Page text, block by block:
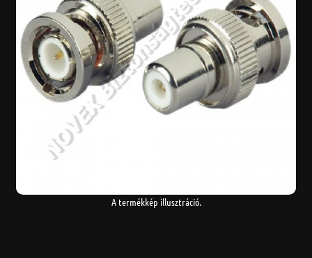
A termékkép illusztráció.